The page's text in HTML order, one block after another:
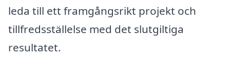
leda till ett framgångsrikt projekt och
tillfredsställelse med det slutgiltiga
resultatet.